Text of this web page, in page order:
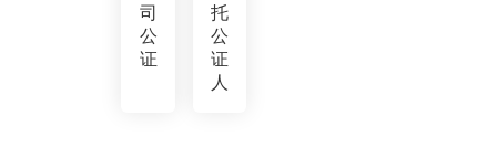
司
公
证
托
公
证
人